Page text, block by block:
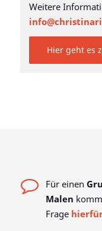
Weitere
Hier geht es
Für einen
Malen
Frage